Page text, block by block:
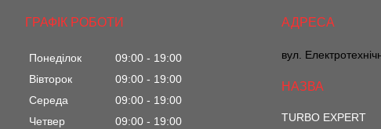
ГРАФІК РОБОТИ
Понеділок 09:00
19:00
Вівторок
09:00
19:00
Середа
09:00
19:00
Четвер
09:00
19:00
вул.
TURBO EXPERT